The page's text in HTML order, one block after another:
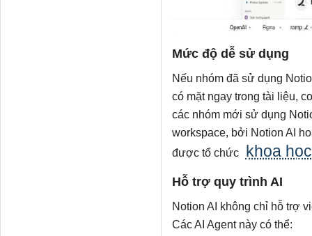
Mức độ dễ sử dụng
Nếu nhóm đã sử dụng
có mặt ngay trong tài liệu,
các nhóm mới sử dụng
workspace, bởi Notion AI
được tổ chức
khoa học
Hỗ trợ quy trình AI
Notion AI không chỉ hỗ trợ
Các AI Agent này có thể: